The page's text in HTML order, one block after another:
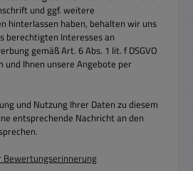
und ggf. weitere
hinterlassen haben, behalten wir uns
berechtigten Interesses an
gemäß Art. 6 Abs. 1 lit. f DSGVO
und Ihnen unsere Angebote per
und Nutzung Ihrer Daten zu diesem
entsprechende Nachricht an den